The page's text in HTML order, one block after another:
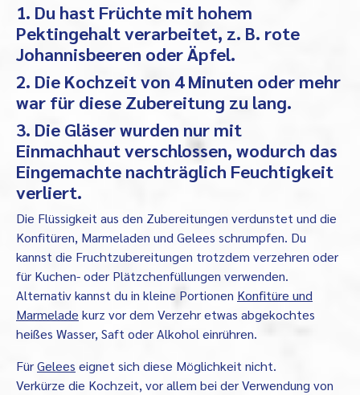
1. Du hast Früchte mit hohem
Pektingehalt verarbeitet, z. B. rote
Johannisbeeren oder Äpfel.
2. Die Kochzeit von 4 Minuten oder mehr
war für diese Zubereitung zu lang.
3. Die Gläser wurden nur mit
Einmachhaut verschlossen, wodurch das
Eingemachte nachträglich Feuchtigkeit
verliert.
Die Flüssigkeit aus den Zubereitungen verdunstet und die
Konfitüren, Marmeladen und Gelees schrumpfen. Du
kannst die Fruchtzubereitungen trotzdem verzehren oder
für Kuchen- oder Plätzchenfüllungen verwenden.
Alternativ kannst du in kleine Portionen Konfitüre und
Marmelade kurz vor dem Verzehr etwas abgekochtes
heißes Wasser, Saft oder Alkohol einrühren.
FürGelees eignet sich diese Möglichkeit nicht.
Verkürze die Kochzeit, vor allem bei der Verwendung von